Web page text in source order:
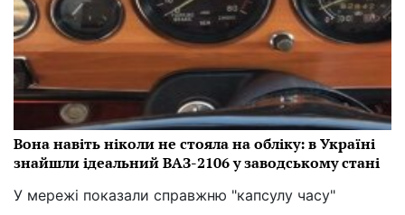
Вона навіть ніколи не стояла на обліку: в Україні
знайшли ідеальний ВАЗ-2106 у заводському стані
У мережі показали справжню "капсулу часу"